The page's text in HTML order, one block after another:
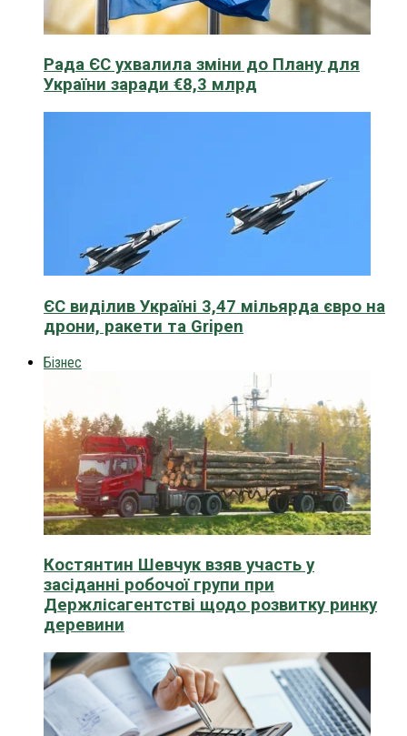
Рада ЄС ухвалила зміни до Плану для
України заради €8,3 млрд
ЄС виділив Україні 3,47 мільярда євро на
дрони, ракети та Gripen
Бізнес
Костянтин Шевчук взяв участь у
засіданні робочої групи при
Держлісагентстві щодо розвитку ринку
деревини